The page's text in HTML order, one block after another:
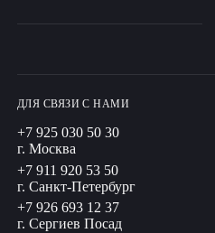
ДЛЯ СВЯЗИ С НАМИ
+7 925 030 50 30
г. Москва
+7 911 920 53 50
г. Санкт-Петербург
+7 926 693 12 37
г. Сергиев Посад